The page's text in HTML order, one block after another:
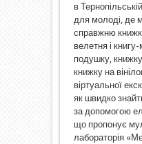
в
для молоді, де
справжню
велетня і
подушку,
книжку на
віртуальної
як швидко
за допомогою
що пропонує
лабораторія